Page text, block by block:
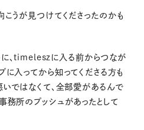
こうが見つけてくださったのかも
、timeleszに入る前からつなが
に入ってから知ってくださる方も
いではなくて、全部愛があるんで
務所のプッシュがあったとして